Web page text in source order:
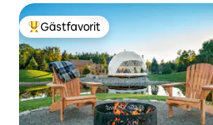
Populär gästfavorit
Gästfavorit